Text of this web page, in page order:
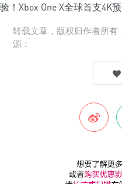
转载文章，版权归作者所
源：